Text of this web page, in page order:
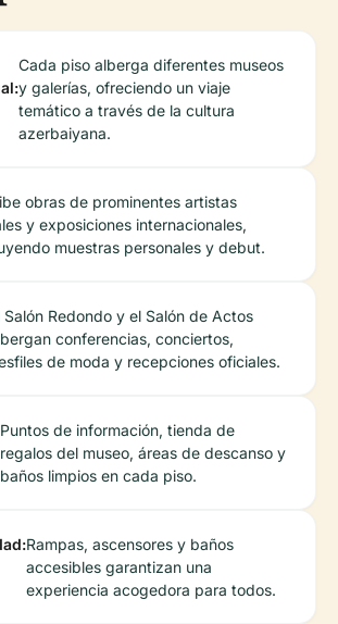
Cada piso alberga diferentes museos
y galerías, ofreciendo un viaje
temático a través de la cultura
azerbaiyana.
obras de prominentes artistas
y exposiciones internacionales,
muestras personales y debut.
Salón Redondo y el Salón de Actos
conferencias, conciertos,
de moda y recepciones oficiales.
Puntos de información, tienda de
regalos del museo, áreas de descanso y
baños limpios en cada piso.
Rampas, ascensores y baños
accesibles garantizan una
experiencia acogedora para todos.